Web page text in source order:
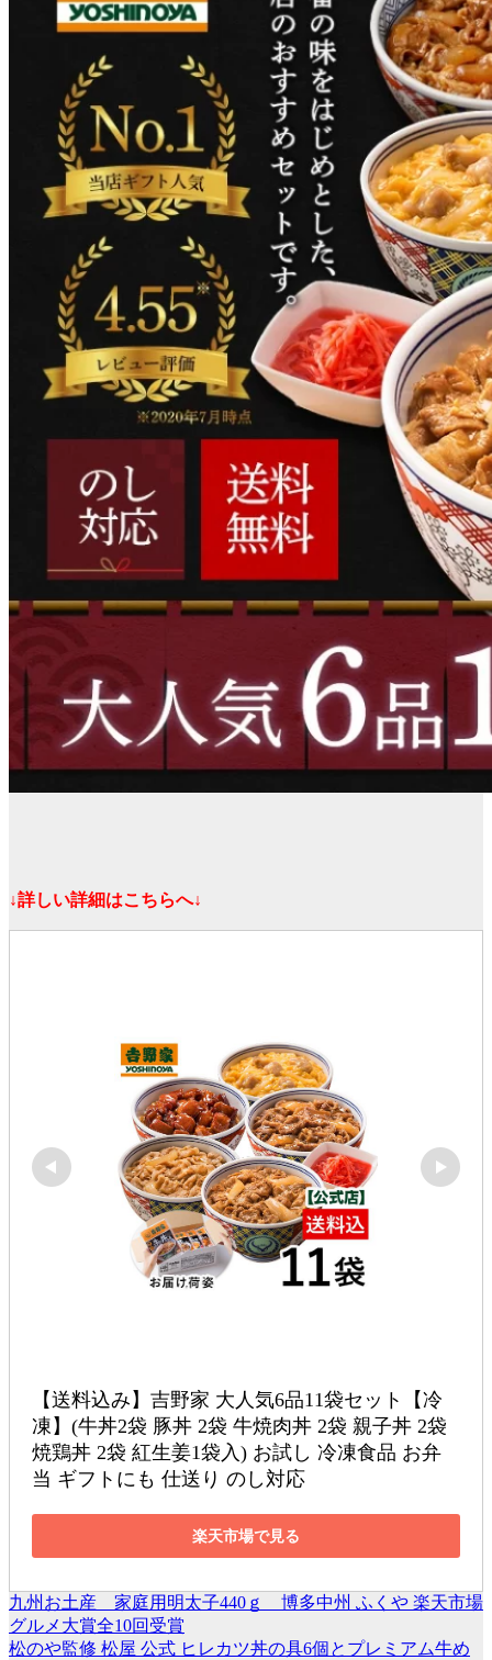
↓詳しい詳細はこちらへ↓
【送料込み】吉野家 大人気6品11袋セット【冷
凍】(牛丼2袋 豚丼 2袋 牛焼肉丼 2袋 親子丼 2袋
焼鶏丼 2袋 紅生姜1袋入) お試し 冷凍食品 お弁
当 ギフトにも 仕送り のし対応
楽天市場で見る
投
稿
九州お土産 家庭用明太子440ｇ 博多中州 ふくや 楽天市場
グルメ大賞全10回受賞
松のや監修 松屋 公式 ヒレカツ丼の具6個とプレミアム牛め